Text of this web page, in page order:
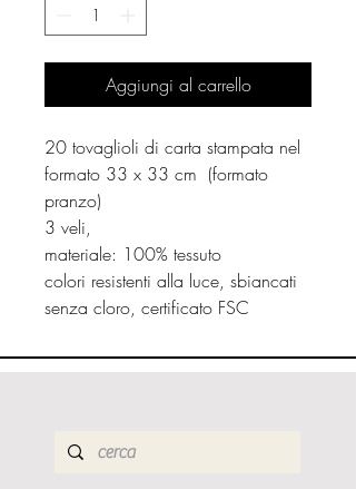
Aggiungi al carrello
20 tovaglioli di carta stampata nel
formato 33 x 33 cm (formato
pranzo)
3 veli,
materiale: 100% tessuto
colori resistenti alla luce, sbiancati
senza cloro, certificato FSC